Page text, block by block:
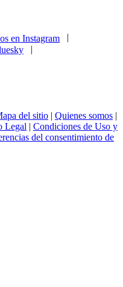
|
del sitio | Quienes somos |
Legal | Condiciones de Uso y
del consentimiento de